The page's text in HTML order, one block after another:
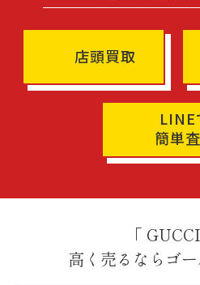
店頭買取
LINE
簡単
「
高く売るならゴ